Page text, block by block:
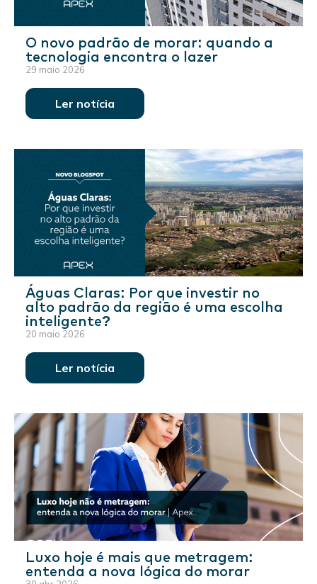
O novo padrão de morar: quando a
tecnologia encontra o lazer
29 maio 2026
Ler notícia
Águas Claras: Por que investir no
alto padrão da região é uma escolha
inteligente?
20 maio 2026
Ler notícia
Luxo hoje é mais que metragem:
entenda a nova lógica do morar